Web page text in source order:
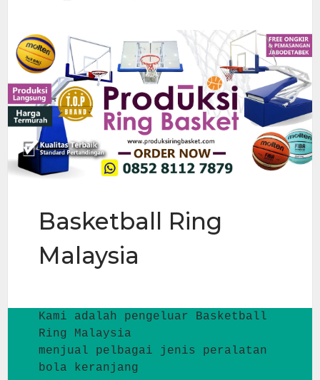
Basketball Ring
Malaysia
Kami adalah pengeluar Basketball
Ring Malaysia
menjual pelbagai jenis peralatan
bola keranjang